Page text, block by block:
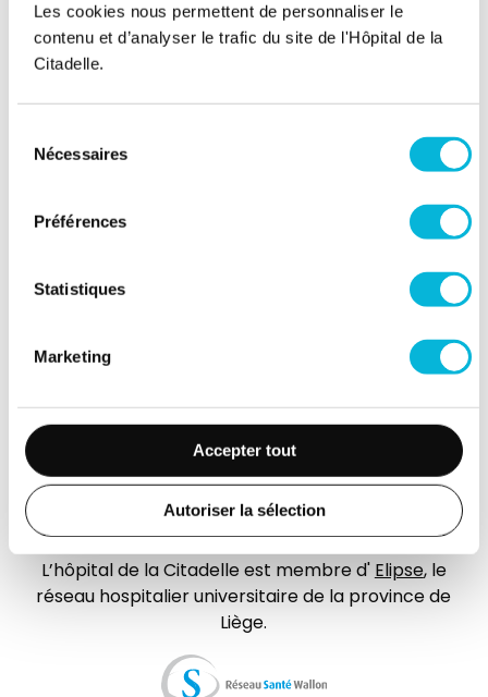
Les cookies nous permettent de personnaliser le
contenu et d’analyser le trafic du site de l'Hôpital de la
Citadelle.
Nécessaires
Préférences
Statistiques
Marketing
Accepter tout
Autoriser la sélection
directement le bien-être des patients et
leurs proches.
Espace Patient
Professionnels de la santé
Accès collaborateurs et médecins Citadelle
(Extranet)
Actualités
Contact
Presse
FAQ
L’hôpital de la Citadelle est membre d'Elipse, le
réseau hospitalier universitaire de la province de
Liège.